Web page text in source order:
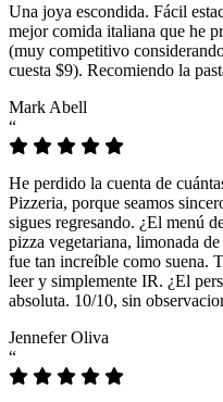
Una joya escondida. Fácil
mejor comida italiana que he
(muy competitivo
cuesta $9). Recomiendo la
Mark Abell
“
He perdido la cuenta de
Pizzeria, porque seamos
sigues regresando. ¿El menú
pizza vegetariana, limonada
fue tan increíble como suena.
leer y simplemente IR. ¿El
absoluta. 10/10, sin
Jennefer Oliva
“